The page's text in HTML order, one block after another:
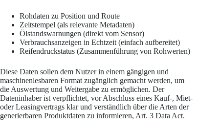
Rohdaten zu Position und Route
Zeitstempel (als relevante Metadaten)
Ölstandswarnungen (direkt vom Sensor)
Verbrauchsanzeigen in Echtzeit (einfach aufbereitet)
Reifendruckstatus (Zusammenführung von Rohwerten)
Diese Daten sollen dem Nutzer in einem gängigen und
maschinenlesbaren Format zugänglich gemacht werden, um
die Auswertung und Weitergabe zu ermöglichen. Der
Dateninhaber ist verpflichtet, vor Abschluss eines Kauf-, Miet-
oder Leasingvertrags klar und verständlich über die Arten der
generierbaren Produktdaten zu informieren, Art. 3 Data Act.